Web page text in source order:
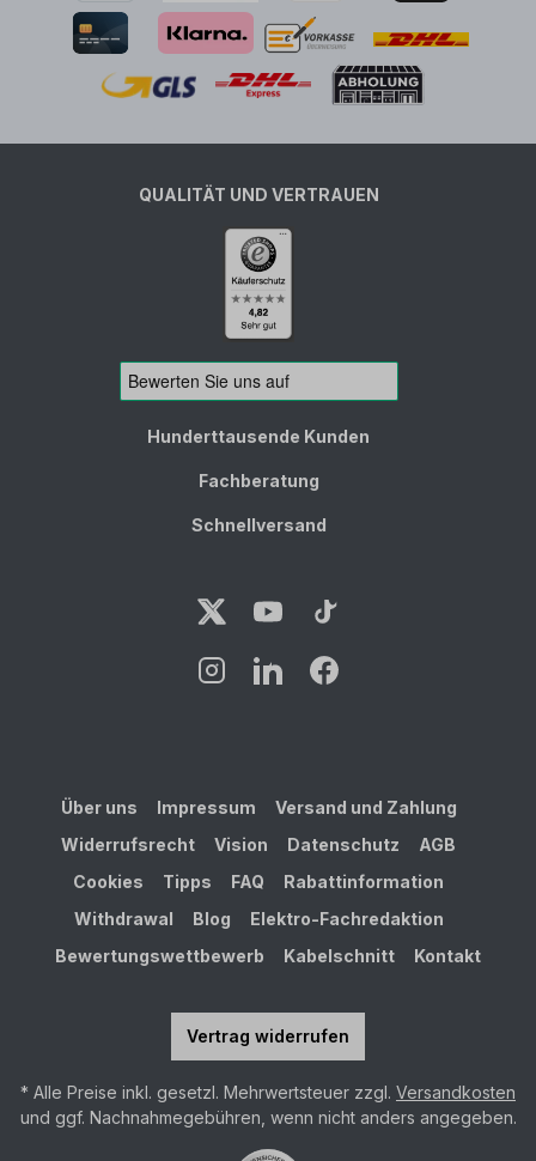
QUALITÄT UND VERTRAUEN
Hunderttausende Kunden
Fachberatung
Schnellversand
Über uns Impressum
Versand und Zahlung
Widerrufsrecht
Vision Datenschutz
AGB
Cookies
Tipps FAQ
Rabattinformation
Withdrawal
Blog
Elektro-Fachredaktion
Bewertungswettbewerb
Kabelschnitt Kontakt
Vertrag widerrufen
* Alle Preise inkl. gesetzl. Mehrwertsteuer zzgl. Versandkosten
und ggf. Nachnahmegebühren, wenn nicht anders angegeben.